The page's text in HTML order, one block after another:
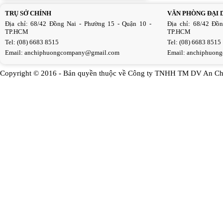
TRỤ SỞ CHÍNH
Địa chỉ: 68/42 Đồng Nai - Phường 15 - Quận 10 -
TP.HCM
Tel: (08) 6683 8515
Email: anchiphuongcompany@gmail.com
VĂN PHÒNG ĐẠI
Địa chỉ: 68/42
TP.HCM
Tel: (08) 6683 8515
Email:
Copyright © 2016 - Bản quyền thuộc về Công ty TNHH TM DV An